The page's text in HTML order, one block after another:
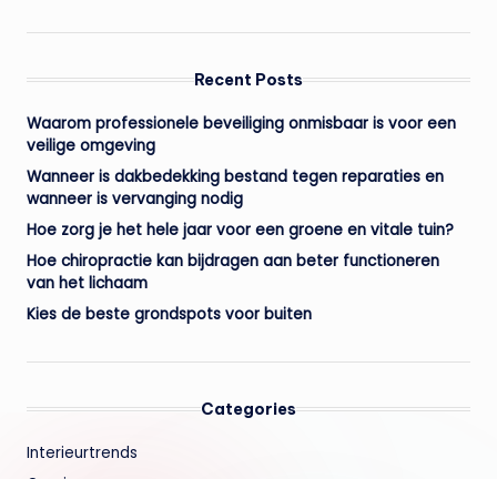
Recent Posts
Waarom professionele beveiliging onmisbaar is voor een
veilige omgeving
Wanneer is dakbedekking bestand tegen reparaties en
wanneer is vervanging nodig
Hoe zorg je het hele jaar voor een groene en vitale tuin?
Hoe chiropractie kan bijdragen aan beter functioneren
van het lichaam
Kies de beste grondspots voor buiten
Categories
Interieurtrends